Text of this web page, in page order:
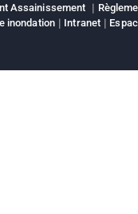
Assainissement |
inondation| Intranet |